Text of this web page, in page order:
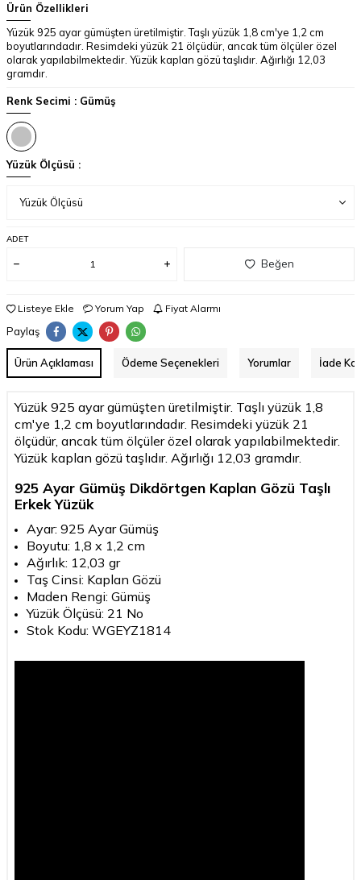
Ürün Özellikleri
Yüzük 925 ayar gümüşten üretilmiştir. Taşlı yüzük 1,8 cm'ye 1,2 cm
boyutlarındadır. Resimdeki yüzük 21 ölçüdür, ancak tüm ölçüler özel
olarak yapılabilmektedir. Yüzük kaplan gözü taşlıdır. Ağırlığı 12,03
gramdır.
Renk Secimi : Gümüş
Yüzük Ölçüsü :
ADET
Beğen
Listeye Ekle Yorum Yap Fiyat Alarmı
Paylaş
Ürün Açıklaması Ödeme Seçenekleri Yorumlar İade
Yüzük 925 ayar gümüşten üretilmiştir. Taşlı yüzük 1,8
cm'ye 1,2 cm boyutlarındadır. Resimdeki yüzük 21
ölçüdür, ancak tüm ölçüler özel olarak yapılabilmektedir.
Yüzük kaplan gözü taşlıdır. Ağırlığı 12,03 gramdır.
925 Ayar Gümüş Dikdörtgen Kaplan Gözü Taşlı
Erkek Yüzük
Ayar: 925 Ayar Gümüş
Boyutu: 1,8 x 1,2 cm
Ağırlık: 12,03 gr
Taş Cinsi: Kaplan Gözü
Maden Rengi: Gümüş
Yüzük Ölçüsü: 21 No
Stok Kodu: WGEYZ1814